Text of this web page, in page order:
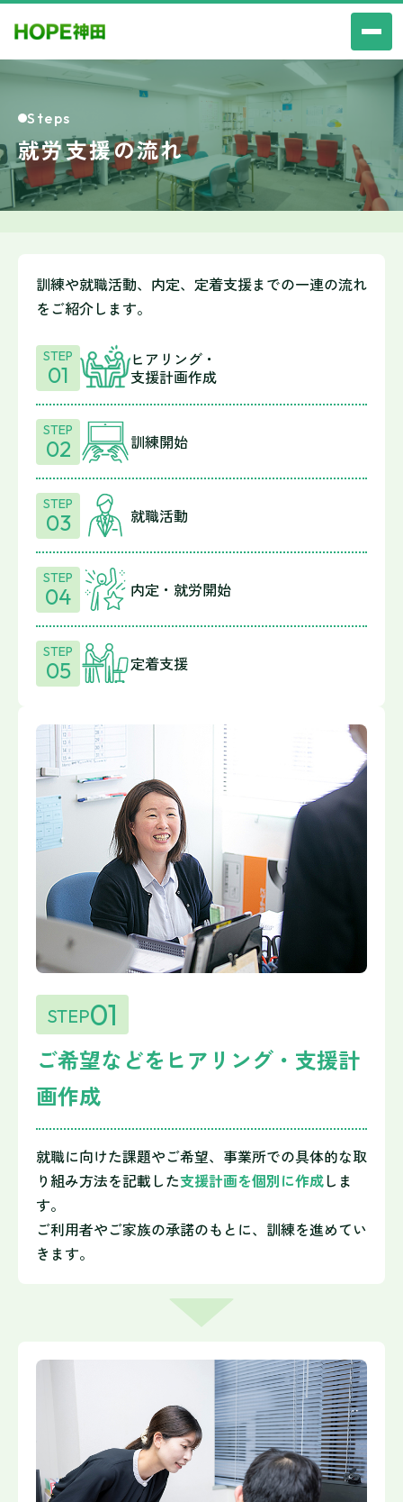
Steps
就労支援の流れ
訓練や就職活動、内定、定着支援までの一連の流れ
をご紹介します。
STEP
01
ヒアリング・
支援計画作成
STEP
02 訓練開始
STEP
03 就職活動
STEP
04 内定・就労開始
STEP
05 定着支援
STEP01
ご希望などをヒアリング・支援計
画作成
就職に向けた課題やご希望、事業所での具体的な取
り組み方法を記載した支援計画を個別に作成しま
す。
ご利用者やご家族の承諾のもとに、訓練を進めてい
きます。